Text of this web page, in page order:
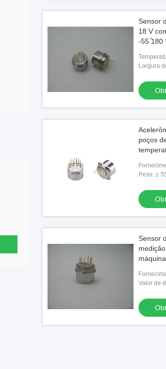
Sensor
18 V
-55 ̊180
180°C
Largura
poços
-55 a
Peso: ≤
Sensor
Valor de